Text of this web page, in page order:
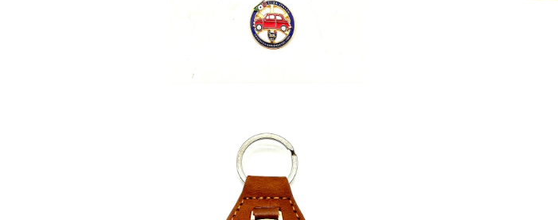
SOLD OUT